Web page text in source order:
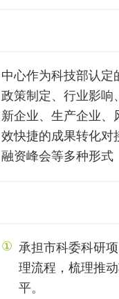
中心作为科技部认定
政策制定、行业影响
新企业、生产企业、
效快捷的成果转化对
融资峰会等多种形式
① 承担市科委科研
理流程，梳理推
平。